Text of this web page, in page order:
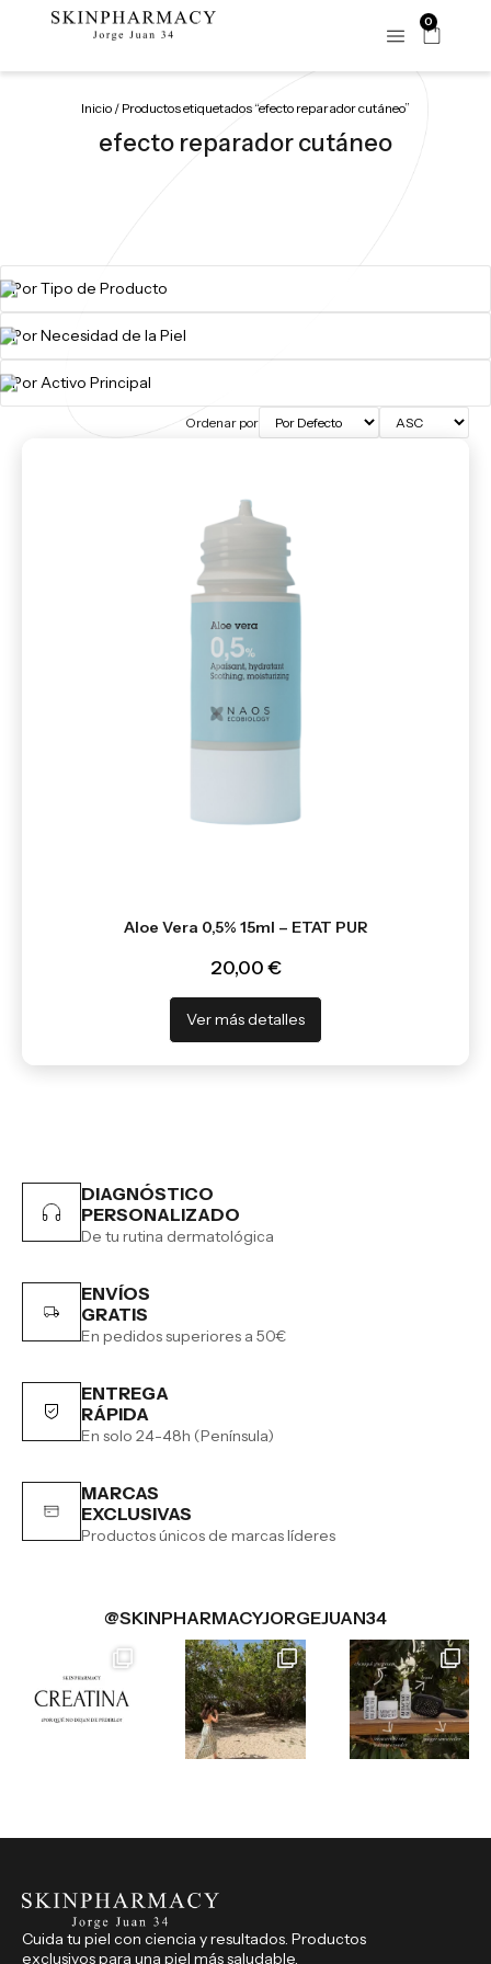
0
Inicio / Productos etiquetados “efecto reparador cutáneo”
efecto reparador cutáneo
Ordenar por
Aloe Vera 0,5% 15ml – ETAT PUR
20,00 €
Ver más detalles
DIAGNÓSTICO
PERSONALIZADO
De tu rutina dermatológica
ENVÍOS
GRATIS
En pedidos superiores a 50€
ENTREGA
RÁPIDA
En solo 24-48h (Península)
MARCAS
EXCLUSIVAS
Productos únicos de marcas líderes
@SKINPHARMACYJORGEJUAN34
Cuida tu piel con ciencia y resultados. Productos
exclusivos para una piel más saludable.